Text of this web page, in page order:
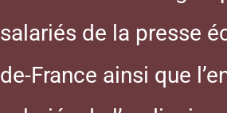
salariés de la presse
de-France ainsi que